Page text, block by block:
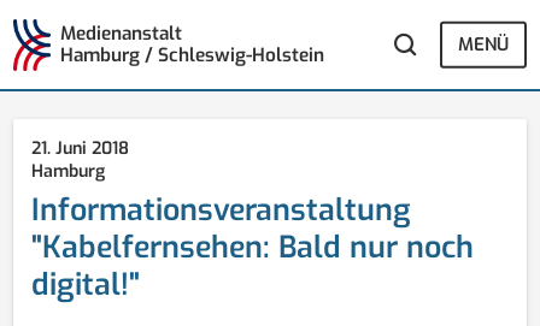
Medienanstalt
Hamburg / Schleswig-Holstein
MENÜ
21. Juni 2018
Hamburg
Informationsveranstaltung
"Kabelfernsehen: Bald nur noch
digital!"